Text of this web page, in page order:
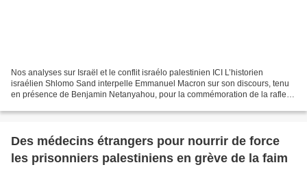
Nos analyses sur Israël et le conflit israélo palestinien ICI L’historien
israélien Shlomo Sand interpelle Emmanuel Macron sur son discours, tenu
en présence de Benjamin Netanyahou, pour la commémoration de la rafle
Des médecins étrangers pour nourrir de force
les prisonniers palestiniens en grève de la faim